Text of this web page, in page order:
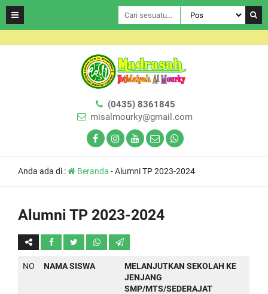
(0435) 8361845
misalmourky@gmail.com
Anda ada di : Beranda -Alumni TP 2023-2024
Alumni TP 2023-2024
NO NAMA SISWA
MELANJUTKAN SEKOLAH KE
JENJANG
SMP/MTS/SEDERAJAT